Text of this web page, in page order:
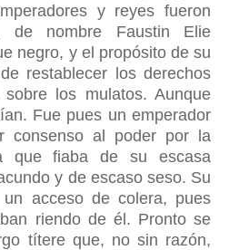
y reyes fueron
de nombre Faustin Elie
negro, y el propósito de su
restablecer los derechos
los mulatos. Aunque
Fue pues un emperador
consenso al poder por la
que fiaba de su escasa
y de escaso seso. Su
acceso de colera, pues
riendo de él. Pronto se
títere que, no sin razón,